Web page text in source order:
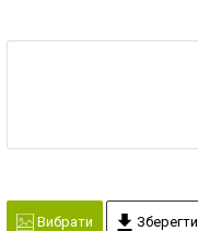
Вибрати Зберегти